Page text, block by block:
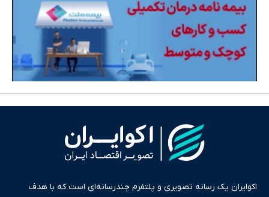
اکوایران یک رسانه تصویری و پلتفرم چندرسانه‌ای است که با هدف